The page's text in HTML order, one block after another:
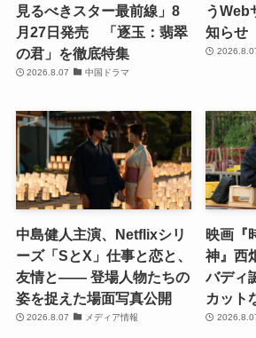
見るべきスター最前線」8
月27日発売 「逐玉：翡翠
の君」を徹底特集
2026.8.07 中国ドラマ
うWeb
知らせ
中島健人主演、Netflixシリ
ーズ「SとX」仕事と恋と、
友情と―― 登場人物たちの
姿を捉えた場面写真公開
2026.8.07 メディア情報
映画『
神』西
バディ
カット